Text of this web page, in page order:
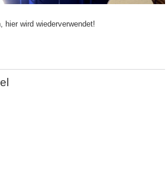
hier wird wiederverwendet!